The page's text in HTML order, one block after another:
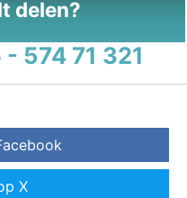
delen?
574 71 321
X